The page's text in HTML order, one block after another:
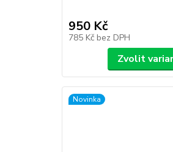
950 Kč
785 Kč bez DPH
Zvolit
Novinka